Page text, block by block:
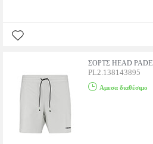
ΣΟΡΤΣ HEAD
PL2.138143895
Αμεσα διαθέσιμο